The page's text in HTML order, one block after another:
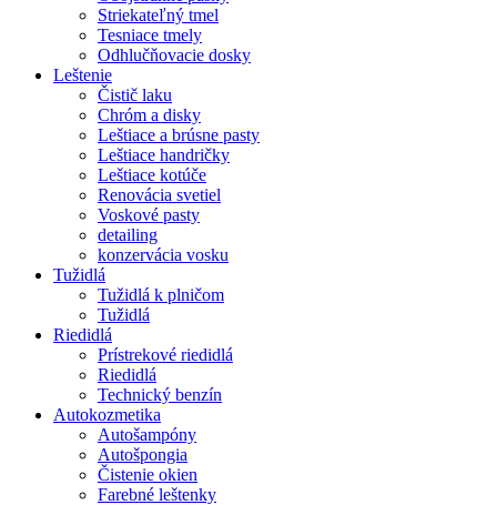
Striekateľný tmel
Tesniace tmely
Odhlučňovacie dosky
Leštenie
Čistič laku
Chróm a disky
Leštiace a brúsne pasty
Leštiace handričky
Leštiace kotúče
Renovácia svetiel
Voskové pasty
detailing
konzervácia vosku
Tužidlá
Tužidlá k plničom
Tužidlá
Riedidlá
Prístrekové riedidlá
Riedidlá
Technický benzín
Autokozmetika
Autošampóny
Autošpongia
Čistenie okien
Farebné leštenky